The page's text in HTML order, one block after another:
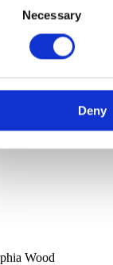
use cookies to
about
information that
Necessary
Deny
Wood